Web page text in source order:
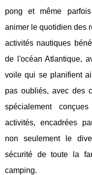
pong et même
animer le quotidien des
activités nautiques
de l'océan Atlantique,
voile qui se planifient
pas oubliés, avec des
spécialement
activités, encadrées
non seulement le
sécurité de toute la
camping.